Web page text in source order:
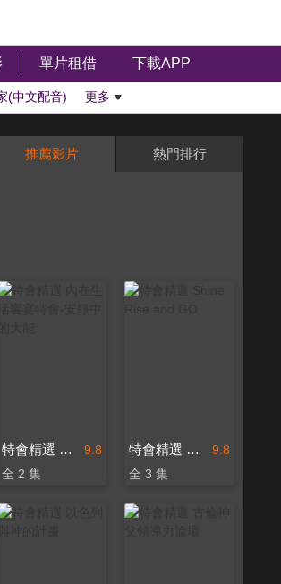
單片租借 下載APP
(中文配音) 更多
推薦影片 熱門排行
9.8
特會精選 內在生活饗宴特會-安靜中的大能
全 2 集
9.8
特會精選 Shine Rise and GO
全 3 集